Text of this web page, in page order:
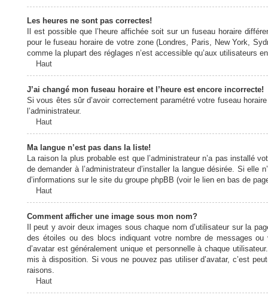
Les heures ne sont pas correctes!
Il est possible que l’heure affichée soit sur un fuseau horaire
pour le fuseau horaire de votre zone (Londres, Paris, New York,
comme la plupart des réglages n’est accessible qu’aux utilisateurs
Haut
J’ai changé mon fuseau horaire et l’heure est encore incorrecte!
Si vous êtes sûr d’avoir correctement paramétré votre fuseau
l’administrateur.
Haut
Ma langue n’est pas dans la liste!
La raison la plus probable est que l’administrateur n’a pas installé
de demander à l’administrateur d’installer la langue désirée. Si
d’informations sur le site du groupe phpBB (voir le lien en bas de
Haut
Comment afficher une image sous mon nom?
Il peut y avoir deux images sous chaque nom d’utilisateur sur la
des étoiles ou des blocs indiquant votre nombre de messages
d’avatar est généralement unique et personnelle à chaque
mis à disposition. Si vous ne pouvez pas utiliser d’avatar, c’est
raisons.
Haut